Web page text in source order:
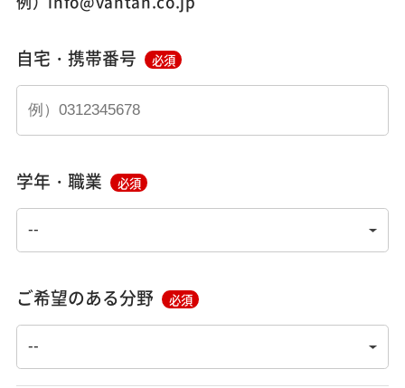
自宅・携帯番号 必須
学年・職業 必須
ご希望のある分野 必須